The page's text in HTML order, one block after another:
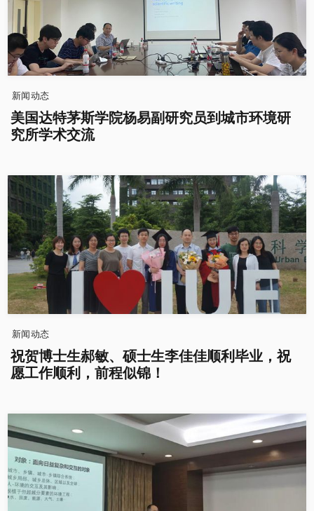
新闻动态
美国达特茅斯学院杨易副研究员到城市环境研
究所学术交流
新闻动态
祝贺博士生郝敏、硕士生李佳佳顺利毕业，祝
愿工作顺利，前程似锦！